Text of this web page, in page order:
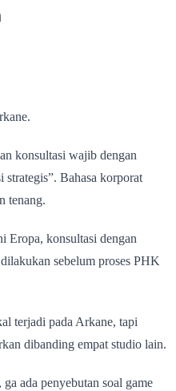
konsultasi wajib dengan
Bahasa korporat
tenang.
Eropa, konsultasi dengan
sebelum proses PHK
terjadi pada Arkane, tapi
dibanding empat studio lain.
ada penyebutan soal game